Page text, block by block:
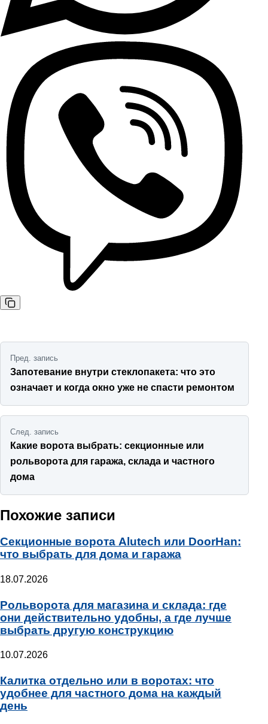
Навигация по записям
Пред. запись
Запотевание внутри стеклопакета: что это
означает и когда окно уже не спасти ремонтом
След. запись
Какие ворота выбрать: секционные или
рольворота для гаража, склада и частного
дома
Похожие записи
Секционные ворота Alutech или DoorHan:
что выбрать для дома и гаража
18.07.2026
Рольворота для магазина и склада: где
они действительно удобны, а где лучше
выбрать другую конструкцию
10.07.2026
Калитка отдельно или в воротах: что
удобнее для частного дома на каждый
день